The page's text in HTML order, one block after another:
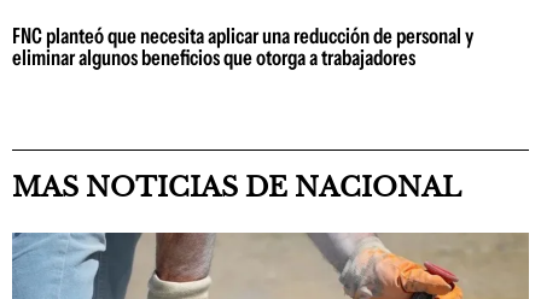
FNC planteó que necesita aplicar una reducción de personal y
eliminar algunos beneficios que otorga a trabajadores
MAS NOTICIAS DE NACIONAL